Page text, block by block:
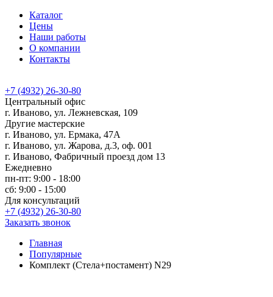
Каталог
Цены
Наши работы
О компании
Контакты
+7 (4932) 26-30-80
Центральный офис
г. Иваново, ул. Лежневская, 109
Другие мастерские
г. Иваново, ул. Ермака, 47А
г. Иваново, ул. Жарова, д.3, оф. 001
г. Иваново, Фабричный проезд дом 13
Ежедневно
пн-пт: 9:00 - 18:00
сб: 9:00 - 15:00
Для консультаций
+7 (4932) 26-30-80
Заказать звонок
Главная
Популярные
Комплект (Стела+постамент) N29